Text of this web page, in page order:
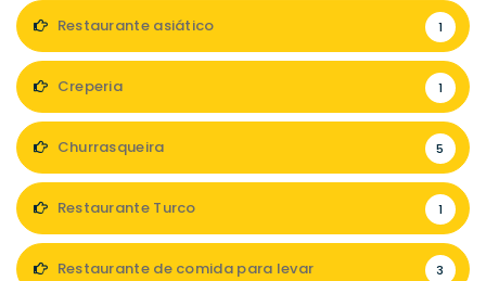
Restaurante asiático 1
Creperia 1
Churrasqueira 5
Restaurante Turco 1
Restaurante de comida para levar 3